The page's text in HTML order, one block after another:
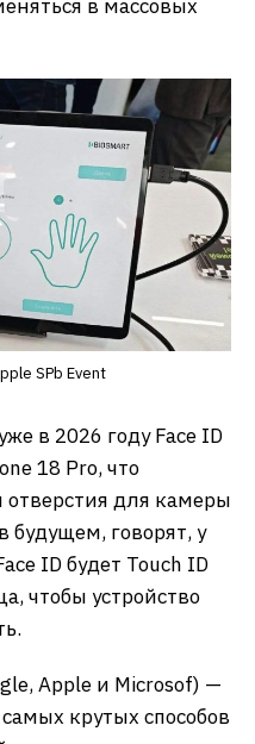
в массовых
SPb Event
в 2026 году Face ID
18 Pro, что
отверстия для камеры
будущем, говорят, у
ID будет Touch ID
чтобы устройство
Apple и Microsof) —
крутых способов